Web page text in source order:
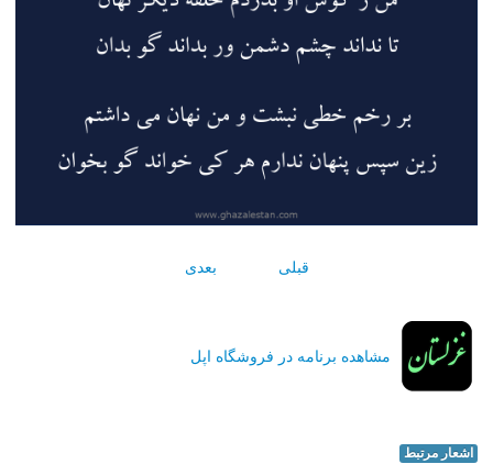
قبلی بعدی
مشاهده برنامه در فروشگاه اپل
اشعار مرتبط